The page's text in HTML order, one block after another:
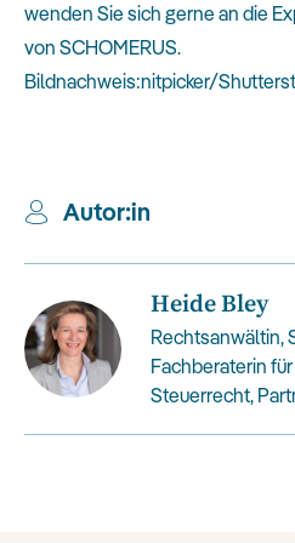
wenden Sie sich gerne an die
von SCHOMERUS.
Bildnachweis:nitpicker/
Autor:in
Heide Bley
Rechtsanwältin,
Fachberaterin
Steuerrecht,